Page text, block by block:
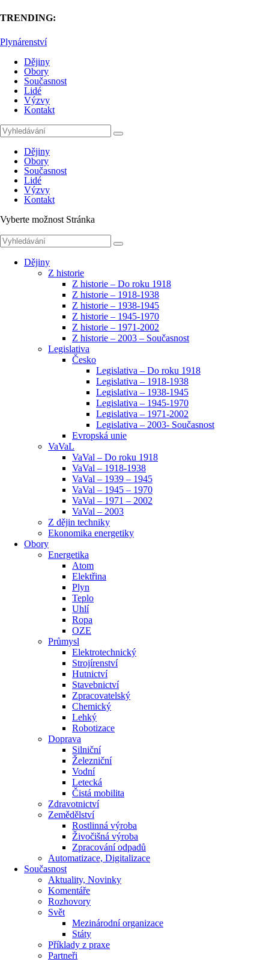
TRENDING:
Plynárenství
Dějiny
Obory
Současnost
Lidé
Výzvy
Kontakt
Dějiny
Obory
Současnost
Lidé
Výzvy
Kontakt
Vyberte možnost Stránka
Dějiny
Z historie
Z historie – Do roku 1918
Z historie – 1918-1938
Z historie – 1938-1945
Z historie – 1945-1970
Z historie – 1971-2002
Z historie – 2003 – Současnost
Legislativa
Česko
Legislativa – Do roku 1918
Legislativa – 1918-1938
Legislativa – 1938-1945
Legislativa – 1945-1970
Legislativa – 1971-2002
Legislativa – 2003- Současnost
Evropská unie
VaVaL
VaVal – Do roku 1918
VaVal – 1918-1938
VaVal – 1939 – 1945
VaVal – 1945 – 1970
VaVal – 1971 – 2002
VaVal – 2003
Z dějin techniky
Ekonomika energetiky
Obory
Energetika
Atom
Elektřina
Plyn
Teplo
Uhlí
Ropa
OZE
Průmysl
Elektrotechnický
Strojírenství
Hutnictví
Stavebnictví
Zpracovatelský
Chemický
Lehký
Robotizace
Doprava
Silniční
Železniční
Vodní
Letecká
Čistá mobilita
Zdravotnictví
Zemědělství
Rostlinná výroba
Živočišná výroba
Zpracování odpadů
Automatizace, Digitalizace
Současnost
Aktuality, Novinky
Komentáře
Rozhovory
Svět
Mezinárodní organizace
Státy
Příklady z praxe
Partneři